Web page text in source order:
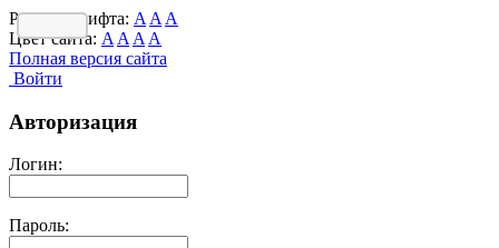
Размер шрифта: A A A
Цвет сайта: A A A A
Полная версия сайта
Войти
Авторизация
Логин:
Пароль: